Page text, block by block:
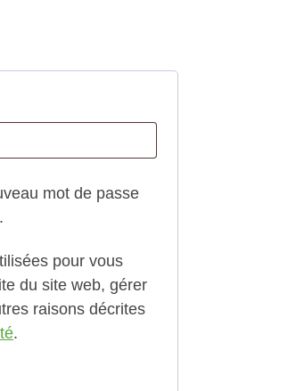
mot de passe
pour vous
du site web, gérer
raisons décrites
.